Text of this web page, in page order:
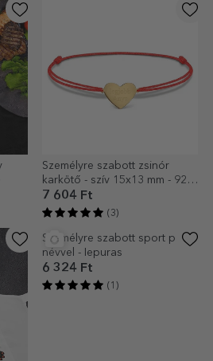
Személyre szabott zsinór
karkötő - szív 15x13 mm - 925
ezüst - Legjobb anya
7 604 Ft
(3)